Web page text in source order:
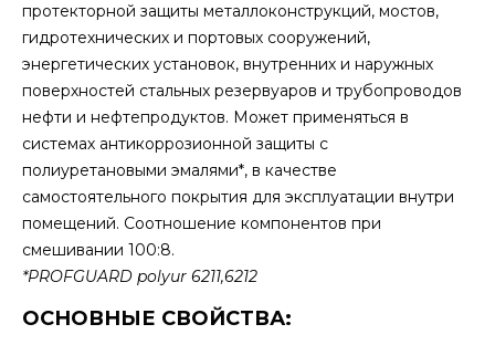
протекторной защиты металлоконструкций, мостов,
гидротехнических и портовых сооружений,
энергетических установок, внутренних и наружных
поверхностей стальных резервуаров и трубопроводов
нефти и нефтепродуктов. Может применяться в
системах антикоррозионной защиты с
полиуретановыми эмалями*, в качестве
самостоятельного покрытия для эксплуатации внутри
помещений. Соотношение компонентов при
смешивании 100:8.
*PROFGUARD polyur 6211,6212
ОСНОВНЫЕ СВОЙСТВА: